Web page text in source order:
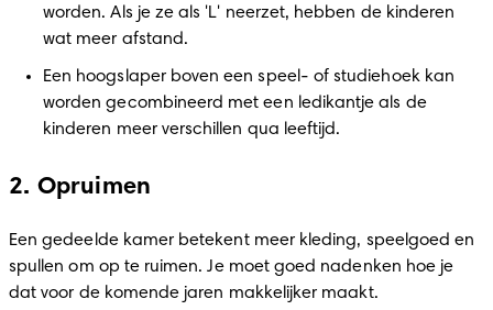
worden. Als je ze als 'L' neerzet, hebben de kinderen
wat meer afstand.
Een hoogslaper boven een speel- of studiehoek kan
worden gecombineerd met een ledikantje als de
kinderen meer verschillen qua leeftijd.
2. Opruimen
Een gedeelde kamer betekent meer kleding, speelgoed en
spullen om op te ruimen. Je moet goed nadenken hoe je
dat voor de komende jaren makkelijker maakt.